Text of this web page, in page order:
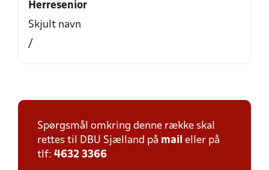
Herresenior
Skjult navn
/
Spørgsmål omkring denne række skal
rettes til DBU Sjælland på mail eller på
tlf: 4632 3366